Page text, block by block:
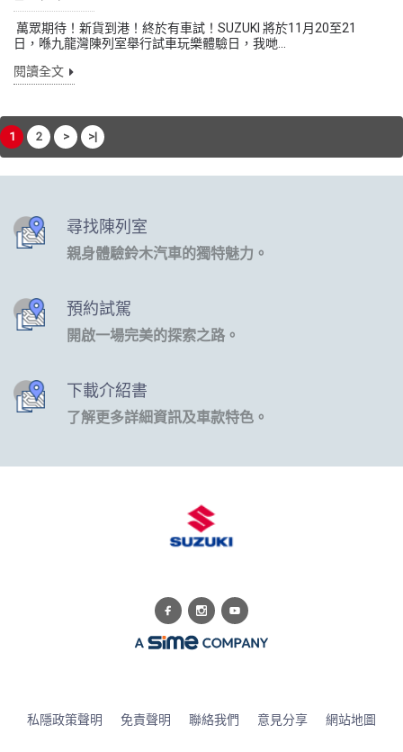
萬眾期待！新貨到港！終於有車試！SUZUKI 將於11月20至21
日，喺九龍灣陳列室舉行試車玩樂體驗日，我哋...
閱讀全文
1 2 > >|
尋找陳列室
親身體驗鈴木汽車的獨特魅力。
預約試駕
開啟一場完美的探索之路。
下載介紹書
了解更多詳細資訊及車款特色。
私隱政策聲明 免責聲明 聯絡我們 意見分享 網站地圖